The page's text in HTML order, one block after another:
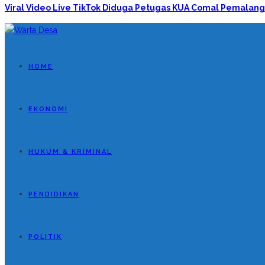
Viral Video Live TikTok Diduga Petugas KUA Comal
HOME
EKONOMI
HUKUM & KRIMINAL
PENDIDIKAN
POLITIK